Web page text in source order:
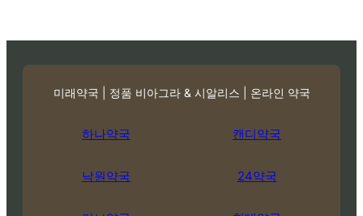
미래약국 | 정품 비아그라 & 시알리스 | 온라인 약국
하나약국
낙원약국
캔디약국
24약국